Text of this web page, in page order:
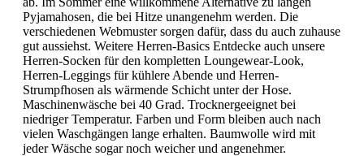
Pyjamahosen, die bei Hitze unangenehm werden. Die
verschiedenen Webmuster sorgen dafür, dass du auch zuhause
gut aussiehst. Weitere Herren-Basics Entdecke auch unsere
Herren-Socken für den kompletten Loungewear-Look,
Herren-Leggings für kühlere Abende und Herren-
Strumpfhosen als wärmende Schicht unter der Hose.
Maschinenwäsche bei 40 Grad. Trocknergeeignet bei
niedriger Temperatur. Farben und Form bleiben auch nach
vielen Waschgängen lange erhalten. Baumwolle wird mit
jeder Wäsche sogar noch weicher und angenehmer.